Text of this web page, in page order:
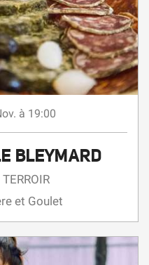
à 19:00
BLEYMARD
et Goulet